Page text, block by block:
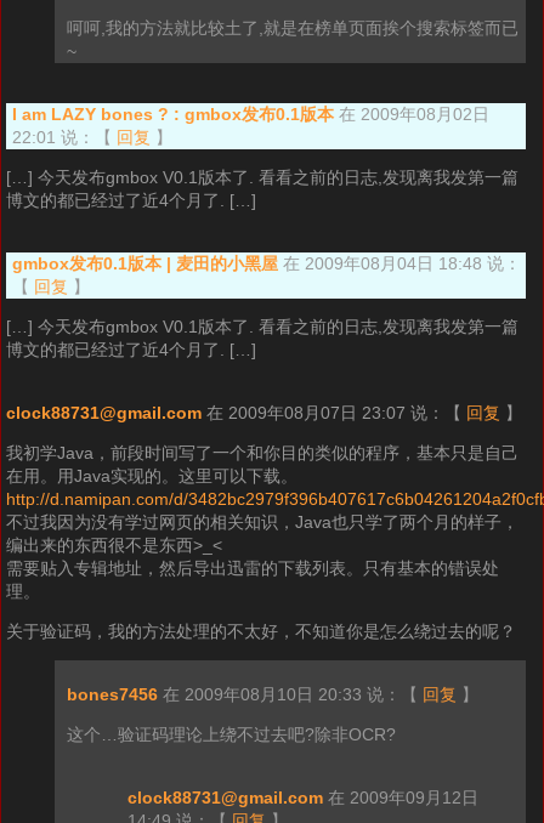
呵呵,我的方法就比较土了,就是在榜单页面挨个搜索标签而已
~
I am LAZY bones ? : gmbox发布0.1版本 在 2009年08月02日
22:01 说：
【 回复 】
[…] 今天发布gmbox V0.1版本了. 看看之前的日志,发现离我发第一篇
博文的都已经过了近4个月了. […]
gmbox发布0.1版本 | 麦田的小黑屋 在 2009年08月04日 18:48 说：
【 回复 】
[…] 今天发布gmbox V0.1版本了. 看看之前的日志,发现离我发第一篇
博文的都已经过了近4个月了. […]
clock88731@gmail.com 在 2009年08月07日 23:07 说： 【 回复 】
我初学Java，前段时间写了一个和你目的类似的程序，基本只是自己
在用。用Java实现的。这里可以下载。
http://d.namipan.com/d/
不过我因为没有学过网页的相关知识，Java也只学了两个月的样子，
编出来的东西很不是东西>_<
需要贴入专辑地址，然后导出迅雷的下载列表。只有基本的错误处
理。
关于验证码，我的方法处理的不太好，不知道你是怎么绕过去的呢？
bones7456 在 2009年08月10日 20:33 说： 【 回复 】
这个…验证码理论上绕不过去吧?除非OCR?
clock88731@gmail.com 在 2009年09月12日